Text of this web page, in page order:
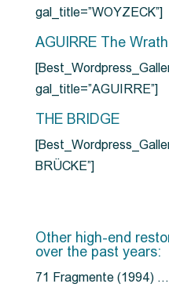
gal_title=”WOYZECK”]
AGUIRRE The
gal_title=”AGUIRRE”]
THE BRIDGE
BRÜCKE”]
Other high-end
over the past years:
71 Fragmente (1994)